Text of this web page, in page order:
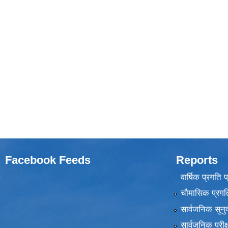
Facebook Feeds Reports
वार्षिक प्रगति
चौमासिक
सार्वजनिक
सार्वजनिक